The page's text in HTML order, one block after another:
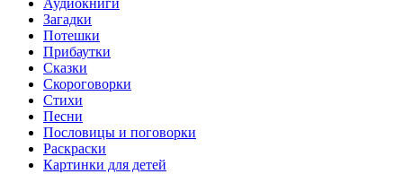
Аудиокниги
Загадки
Потешки
Прибаутки
Сказки
Скороговорки
Стихи
Песни
Пословицы и поговорки
Раскраски
Картинки для детей